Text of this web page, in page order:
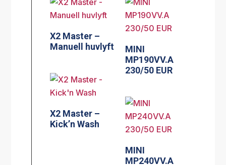
X2 Master –
Manuell huvlyft
MINI
MP190VV.A
230/50 EUR
X2 Master –
Kick’n Wash
MINI
MP240VV.A